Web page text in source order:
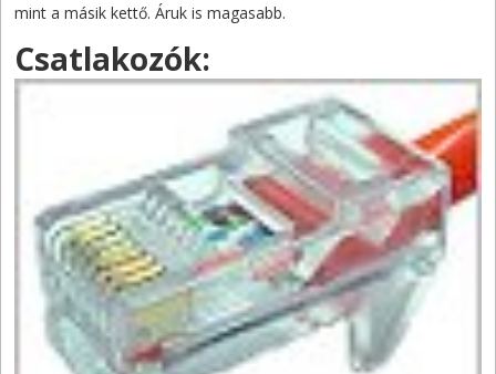
mint a másik kettő. Áruk is magasabb.
Csatlakozók: